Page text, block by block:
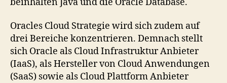
Oracles Cloud Strategie wird sich zudem auf
drei Bereiche konzentrieren. Demnach stellt
sich Oracle als Cloud Infrastruktur Anbieter
(IaaS), als Hersteller von Cloud Anwendungen
(SaaS) sowie als Cloud Plattform Anbieter